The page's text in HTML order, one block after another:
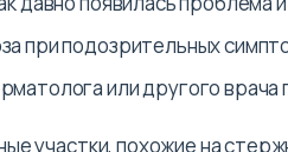
при подозрительных
или другого врача
участки, похожие на